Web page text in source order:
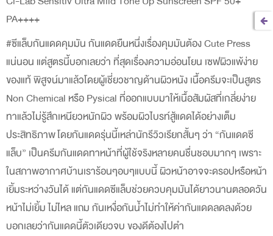
PA++++
#ซีแล็บกันแดดคุมมัน กันแดดยืนหนึ่งเรื่องคุมมันต้อง Cute Press
แน่นอน แต่สูตรนี้บอกเลยว่า ที่สุดเรื่องความอ่อนโยน เซฟผิวแพ้ง่าย
ของแท้ พิสูจน์มาแล้วโดยผู้เชี่ยวชาญด้านผิวหนัง เนื้อครีมจะเป็นสูตร
Non Chemical หรือ Pysical ที่ออกแบบมาให้เนื้อสัมผัสที่เกลี่ยง่าย
ทาแล้วไม่รู้สึกเหนียวหนักผิว พร้อมผิวไบรท์สู้แดดได้อย่างเต็ม
ประสิทธิภาพโดยกันแดดรุ่นนี้เหล่านักรีวิวเรียกสั้นๆ ว่า “กันแดดซี
แล็บ” เป็นครีมกันแดดทาหน้าที่ผู้ใช้จริงหลายคนชื่นชอบมากๆ เพราะ
ในสภาพอากาศบ้านเราร้อนๆอบๆแบบนี้ ผิวหน้าอาจจะดรอปหรือหน้า
เยิ้มระหว่างวันได้ แต่กันแดดซีแล็บช่วยควบคุมมันได้ยาวนานตลอดวัน
หน้าไม่เยิ้ม ไม่ไหล แถม กันเหงื่อกันน้ำไม่ทำให้ค่ากันแดดลดลงด้วย
บอกเลยว่ากันแดดนี้ตัวเดียวจบ ของดีต้องไปตำ